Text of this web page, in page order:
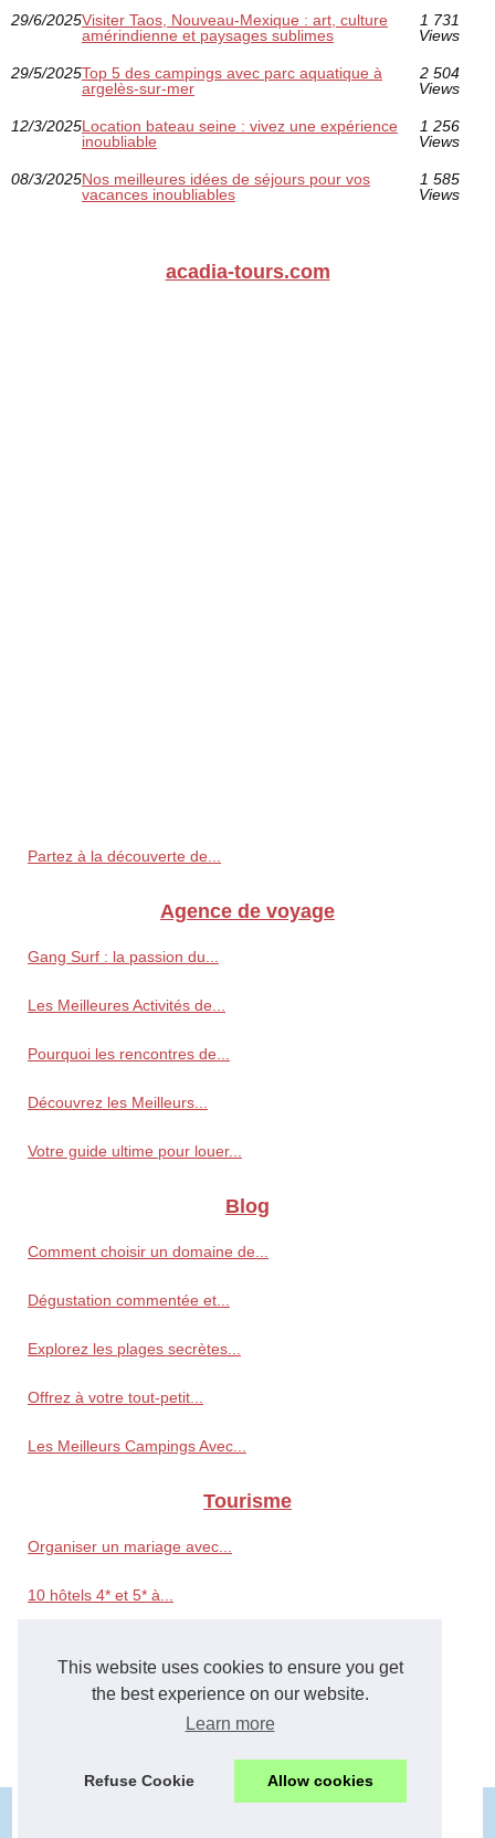
This website uses cookies to ensure you get
the best experience on our website.
Learn more
Refuse Cookie Allow cookies
29/6/2025Visiter Taos, Nouveau-Mexique : art, culture
amérindienne et paysages sublimes
1 731
Views
29/5/2025Top 5 des campings avec parc aquatique à
argelès-sur-mer
2 504
Views
12/3/2025Location bateau seine : vivez une expérience
inoubliable
1 256
Views
08/3/2025Nos meilleures idées de séjours pour vos
vacances inoubliables
1 585
Views
acadia-tours.com
Partez à la découverte de...
Agence de voyage
Gang Surf : la passion du...
Les Meilleures Activités de...
Pourquoi les rencontres de...
Découvrez les Meilleurs...
Votre guide ultime pour louer...
Blog
Comment choisir un domaine de...
Dégustation commentée et...
Explorez les plages secrètes...
Offrez à votre tout-petit...
Les Meilleurs Campings Avec...
Tourisme
Organiser un mariage avec...
10 hôtels 4* et 5* à...
Comment Dénicher une...